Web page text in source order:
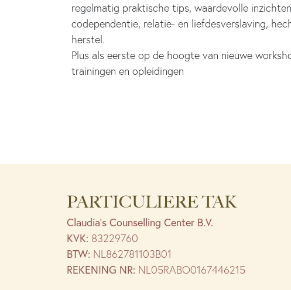
regelmatig praktische tips, waardevolle
codependentie, relatie- en liefdesverslaving,
herstel.
Plus als eerste op de hoogte van nieuwe
trainingen en opleidingen
PARTICULIERE TAK
Claudia’s Counselling Center B.V.
KVK: 83229760
BTW: NL862781103B01
REKENING NR: NL05RABO0167446215